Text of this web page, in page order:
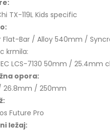
TX-119L Kids specific
Flat-Bar / Alloy 540mm /
krmila:
LCS-7130 50mm / 25.4mm
opora:
26.8mm / 250mm
Future Pro
ležaj: